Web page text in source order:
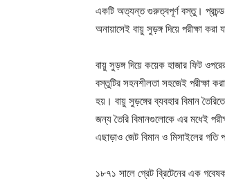
একটি অত্যন্ত গুরুত্বপূর্ণ বস্তু। প্রচন্ড
অনায়াসেই বায়ু সুড়ঙ্গ দিয়ে পরীক্ষা করা
বায়ু সুড়ঙ্গ দিয়ে কয়েক হাজার ফিট
বস্তুটির সহনশীলতা সহজেই পরীক্ষা
হয়। বায়ু সুড়ঙ্গের ব্যবহার বিমান
জন্য তৈরি বিমানগুলোকে এর মধেই
এছাড়াও জেট বিমান ও মিসাইলের গতি
১৮৭১ সালে গ্রেট ব্রিটেনের এক